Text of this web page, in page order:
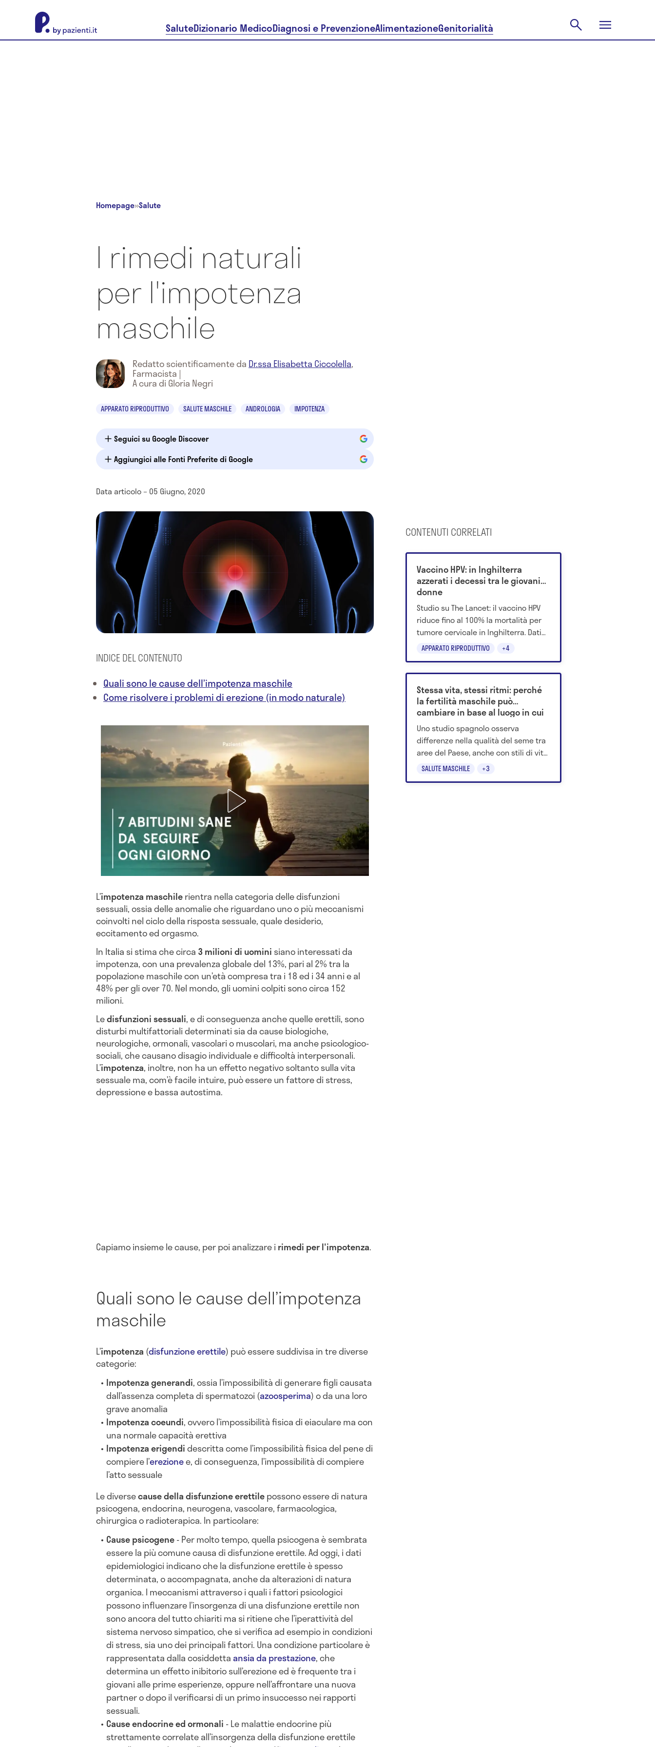
SaluteDizionario MedicoDiagnosi e PrevenzioneAlimentazioneGenitorialità
Homepage»Salute
I rimedi naturali
per l'impotenza
maschile
Redatto scientificamente da Dr.ssa Elisabetta Ciccolella,
Farmacista |
A cura di Gloria Negri
APPARATO RIPRODUTTIVO SALUTE MASCHILE ANDROLOGIA IMPOTENZA
Seguici su Google Discover
Aggiungici alle Fonti Preferite di Google
Data articolo – 05 Giugno, 2020
INDICE DEL CONTENUTO
Quali sono le cause dell’impotenza maschile
Come risolvere i problemi di erezione (in modo naturale)
L’impotenza maschilerientra nella categoria delle disfunzioni
sessuali, ossia delle anomalie che riguardano uno o più meccanismi
coinvolti nel ciclo della risposta sessuale, quale desiderio,
eccitamento ed orgasmo.
In Italia si stima che circa 3 milioni di uomini siano interessati da
impotenza, con una prevalenza globale del 13%, pari al 2% tra la
popolazione maschile con un’età compresa tra i 18 ed i 34 anni e al
48% per gli over 70. Nel mondo, gli uomini colpiti sono circa 152
milioni.
Ledisfunzioni sessuali, e di conseguenza anche quelle erettili, sono
disturbi multifattoriali determinati sia da cause biologiche,
neurologiche, ormonali, vascolari o muscolari, ma anche psicologico-
sociali, che causano disagio individuale e difficoltà interpersonali.
L’impotenza, inoltre, non ha un effetto negativo soltanto sulla vita
sessuale ma, com’è facile intuire, può essere un fattore di stress,
depressione e bassa autostima.
Capiamo insieme le cause, per poi analizzare i rimedi per l'impotenza.
Quali sono le cause dell’impotenza
maschile
L’impotenza (disfunzione erettile) può essere suddivisa in tre diverse
categorie:
Impotenza generandi, ossia l’impossibilità di generare figli causata
dall’assenza completa di spermatozoi (azoosperima) o da una loro
grave anomalia
Impotenza coeundi, ovvero l’impossibilità fisica di eiaculare ma con
una normale capacità erettiva
Impotenza erigendidescritta come l’impossibilità fisica del pene di
compiere l’erezionee, di conseguenza, l’impossibilità di compiere
l’atto sessuale
Le diversecause della disfunzione erettilepossono essere di natura
psicogena, endocrina, neurogena, vascolare, farmacologica,
chirurgica o radioterapica. In particolare:
Cause psicogene- Per molto tempo, quella psicogena è sembrata
essere la più comune causa di disfunzione erettile. Ad oggi, i dati
epidemiologici indicano che la disfunzione erettile è spesso
determinata, o accompagnata, anche da alterazioni di natura
organica. I meccanismi attraverso i quali i fattori psicologici
possono influenzare l’insorgenza di una disfunzione erettile non
sono ancora del tutto chiariti ma si ritiene che l’iperattività del
sistema nervoso simpatico, che si verifica ad esempio in condizioni
di stress, sia uno dei principali fattori. Una condizione particolare è
rappresentata dalla cosiddetta ansia da prestazione, che
determina un effetto inibitorio sull’erezione ed è frequente tra i
giovani alle prime esperienze, oppure nell’affrontare una nuova
partner o dopo il verificarsi di un primo insuccesso nei rapporti
sessuali.
Cause endocrine ed ormonali - Le malattie endocrine più
strettamente correlate all’insorgenza della disfunzione erettile
CONTENUTI CORRELATI
APPARATO RIPRODUTTIVO +4
Vaccino HPV: in Inghilterra
azzerati i decessi tra le giovani
donne
Studio su The Lancet: il vaccino HPV
riduce fino al 100% la mortalità per
tumore cervicale in Inghilterra. Dati
2001-2024 e prospettive future.
SALUTE MASCHILE +3
Stessa vita, stessi ritmi: perché
la fertilità maschile può
cambiare in base al luogo in cui
si vive
Uno studio spagnolo osserva
differenze nella qualità del seme tra
aree del Paese, anche con stili di vita
simili. L'ipotesi punta ai fattori